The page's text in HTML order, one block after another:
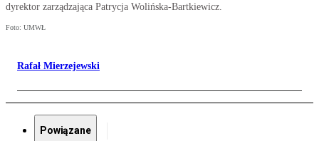
dyrektor zarządzająca Patrycja Wolińska-Bartkiewicz.
Foto: UMWŁ
Rafał Mierzejewski
Powiązane